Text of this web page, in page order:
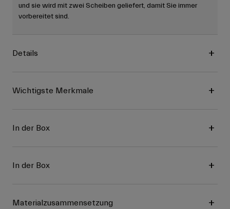
und sie wird mit zwei Scheiben geliefert, damit Sie immer
vorbereitet sind.
Details
Wichtigste Merkmale
In der Box
In der Box
Materialzusammensetzung